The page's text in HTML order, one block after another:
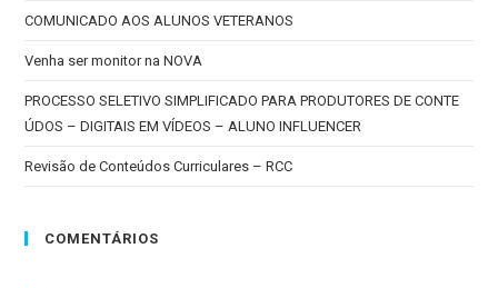
COMUNICADO AOS ALUNOS VETERANOS
Venha ser monitor na NOVA
PROCESSO SELETIVO SIMPLIFICADO PARA PRODUTORES DE CONTE
ÚDOS – DIGITAIS EM VÍDEOS – ALUNO INFLUENCER
Revisão de Conteúdos Curriculares – RCC
COMENTÁRIOS